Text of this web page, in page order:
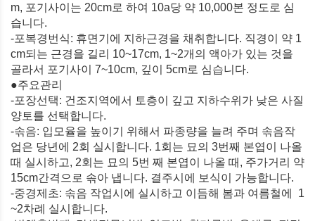
m, 포기사이는 20cm로 하여 10a당 약 10,000본 정도로 심
습니다.
-포복경번식: 휴면기에 지하근경을 채취합니다. 직경이 약 1
cm되는 근경을 길리 10~17cm, 1~2개의 액아가 있는 것을
골라서 포기사이 7~10cm, 깊이 5cm로 심습니다.
●주요관리
-포장선택: 건조지역에서 토층이 깊고 지하수위가 낮은 사질
양토를 선택합니다.
-솎음: 입모율을 높이기 위해서 파종량을 늘려 주며 솎음작
업은 당년에 2회 실시합니다. 1회는 묘의 3번째 본엽이 나올
때 실시하고, 2회는 묘의 5번 째 본엽이 나올 때, 주가거리 약
15cm간격으로 솎아 냅니다. 결주시에 보식이 가능합니다.
-중경제초: 솎음 작업시에 실시하고 이듬해 봄과 여름철에 1
~2차례 실시합니다.